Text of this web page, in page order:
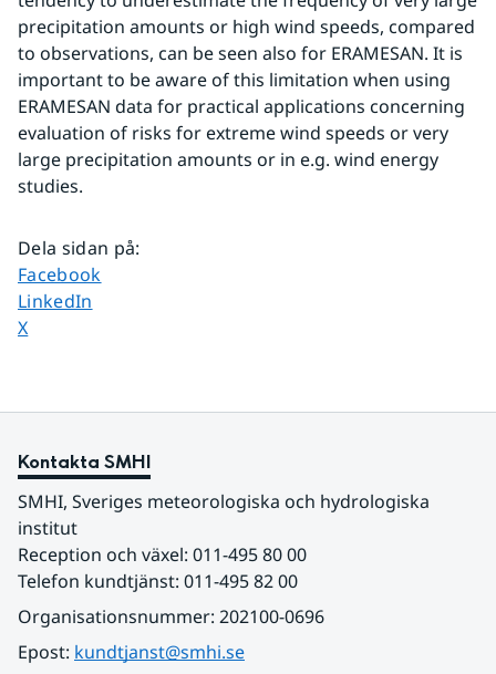
precipitation amounts or high wind speeds, compared
to observations, can be seen also for ERAMESAN. It is
important to be aware of this limitation when using
ERAMESAN data for practical applications concerning
evaluation of risks for extreme wind speeds or very
large precipitation amounts or in e.g. wind energy
studies.
Dela sidan på:
Dela sidan på
Facebook
Dela sidan på
LinkedIn
Dela sidan på
X
Kontakta SMHI
SMHI, Sveriges meteorologiska och hydrologiska
institut
Reception och växel: 011-495 80 00
Telefon kundtjänst: 011-495 82 00
Organisationsnummer: 202100-0696
Epost: kundtjanst@smhi.se